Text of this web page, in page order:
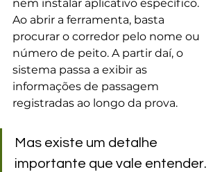
nem instalar aplicativo específico.
Ao abrir a ferramenta, basta
procurar o corredor pelo nome ou
número de peito. A partir daí, o
sistema passa a exibir as
informações de passagem
registradas ao longo da prova.
Mas existe um detalhe
importante que vale entender.